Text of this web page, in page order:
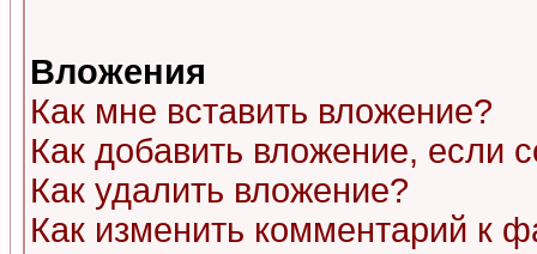
Вложения
Как мне вставить вложение?
Как добавить вложение, если
Как удалить вложение?
Как изменить комментарий к